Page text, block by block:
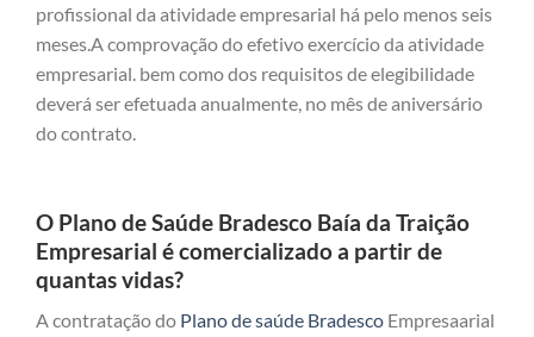
profissional da atividade empresarial há pelo menos seis
meses.A comprovação do efetivo exercício da atividade
empresarial. bem como dos requisitos de elegibilidade
deverá ser efetuada anualmente, no mês de aniversário
do contrato.
O Plano de Saúde Bradesco Baía da Traição
Empresarial é comercializado a partir de
quantas vidas?
A contratação do Plano de saúde Bradesco Empresaarial